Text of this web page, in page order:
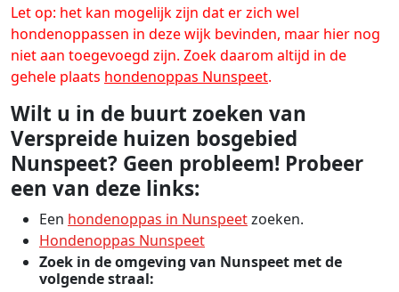
Let op: het kan mogelijk zijn dat er zich wel
hondenoppassen in deze wijk bevinden, maar hier nog
niet aan toegevoegd zijn. Zoek daarom altijd in de
gehele plaats hondenoppas Nunspeet.
Wilt u in de buurt zoeken van
Verspreide huizen bosgebied
Nunspeet? Geen probleem! Probeer
een van deze links:
Een hondenoppas in Nunspeetzoeken.
Hondenoppas Nunspeet
Zoek in de omgeving van Nunspeet met de
volgende straal: